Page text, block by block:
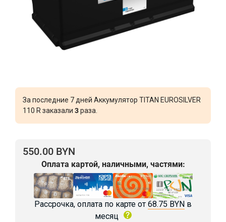
За последние 7 дней Аккумулятор TITAN EUROSILVER
110 R заказали 3раза.
550.00 BYN
Оплата картой, наличными, частями:
Рассрочка, оплата по карте от 68.75 BYN в
месяц